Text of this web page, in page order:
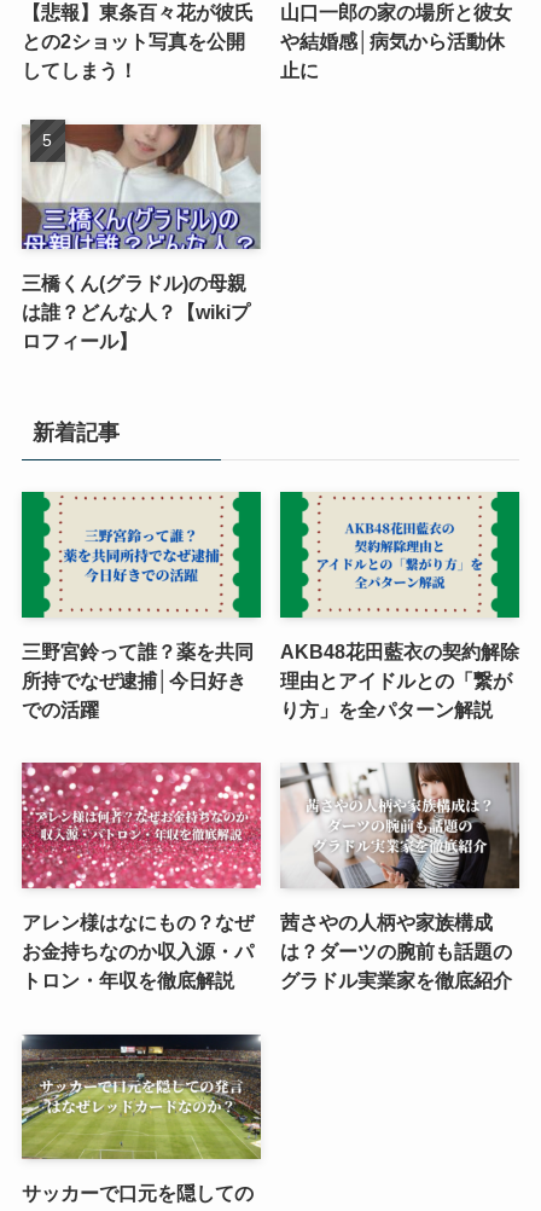
【悲報】東条百々花が彼氏
との2ショット写真を公開
してしまう！
山口一郎の家の場所と彼女
や結婚感│病気から活動休
止に
三橋くん(グラドル)の母親
は誰？どんな人？【wikiプ
ロフィール】
新着記事
三野宮鈴って誰？薬を共同
所持でなぜ逮捕│今日好き
での活躍
AKB48花田藍衣の契約解除
理由とアイドルとの「繋が
り方」を全パターン解説
アレン様はなにもの？なぜ
お金持ちなのか収入源・パ
トロン・年収を徹底解説
茜さやの人柄や家族構成
は？ダーツの腕前も話題の
グラドル実業家を徹底紹介
サッカーで口元を隠しての